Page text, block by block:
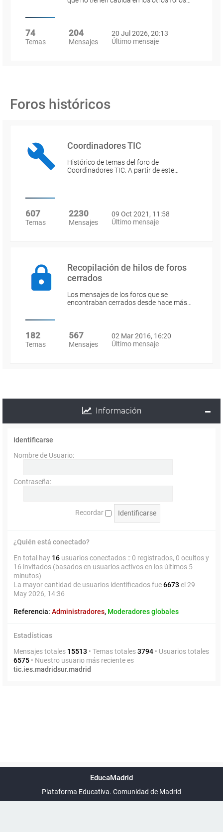
74
Temas
204
Mensajes
20 Jul 2026, 20:13
Último mensaje
Foros históricos
Coordinadores TIC
Histórico de temas del foro de
Coordinadores TIC. A partir de este…
607
Temas
2230
Mensajes
09 Oct 2021, 11:58
Último mensaje
Recopilación de hilos de foros
cerrados
Los mensajes de los foros que se
encontraban cerrados desde hace más…
182
Temas
567
Mensajes
02 Mar 2016, 16:20
Último mensaje
Información
Identificarse
Nombre de Usuario:
Contraseña:
Recordar
¿Quién está conectado?
En total hay 16 usuarios conectados :: 0 registrados, 0 ocultos y
16 invitados (basados en usuarios activos en los últimos 5
minutos)
La mayor cantidad de usuarios identificados fue6673 el 29
May 2026, 14:36
Referencia: Administradores, Moderadores globales
Estadísticas
Mensajes totales 15513 • Temas totales3794 • Usuarios totales
6575 • Nuestro usuario más reciente es
tic.ies.madridsur.madrid
UTC+02:00
phpBB España
EducaMadrid
Plataforma Educativa. Comunidad de Madrid